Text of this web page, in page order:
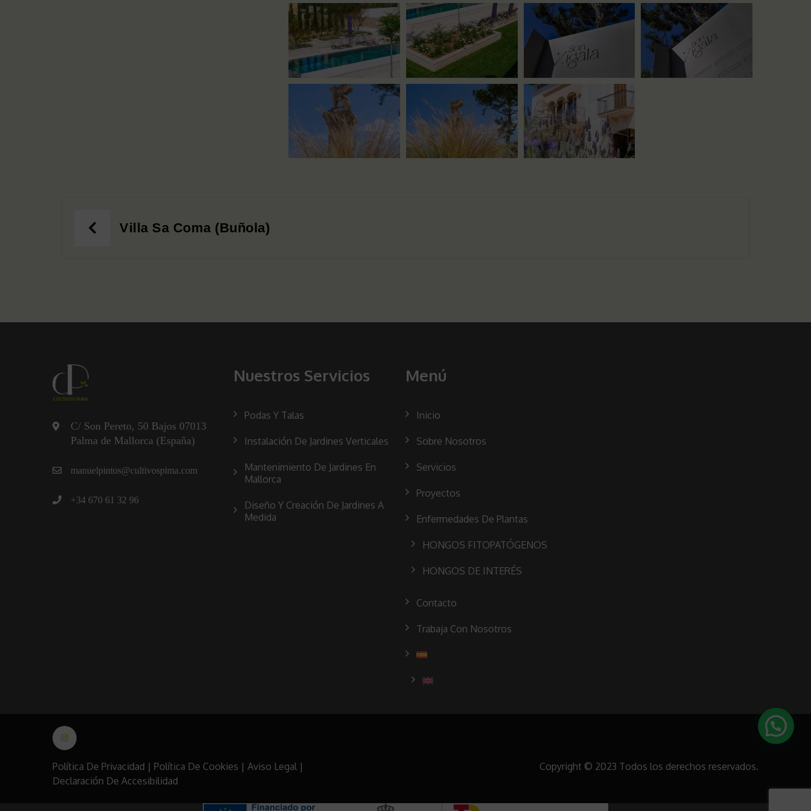
Villa Sa Coma (Buñola)
C/ Son Pereto, 50 Bajos 07013
Palma de Mallorca (España)
manuelpintos@cultivospima.com
+34 670 61 32 96
Nuestros Servicios
Podas Y Talas
Instalación De Jardines Verticales
Mantenimiento De Jardines En
Mallorca
Diseño Y Creación De Jardines A
Medida
Menú
Inicio
Sobre Nosotros
Servicios
Proyectos
Enfermedades De Plantas
HONGOS FITOPATÓGENOS
HONGOS DE INTERÉS
Contacto
Trabaja Con Nosotros
Política De Privacidad | Política De Cookies | Aviso Legal |
Declaración De Accesibilidad
Copyright © 2023 Todos los derechos reservados.